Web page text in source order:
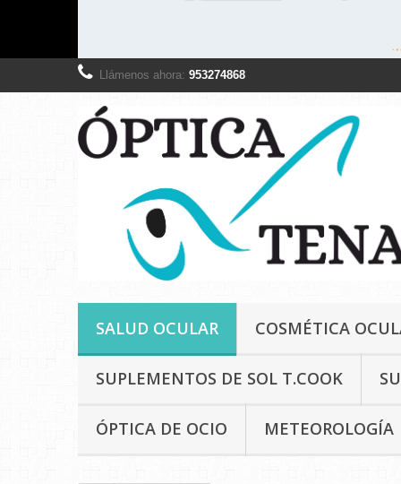
Llámenos ahora: 953274868
SALUD OCULAR COSMÉTICA
SUPLEMENTOS DE SOL T.COOK
ÓPTICA DE OCIO METEOROLOGÍA